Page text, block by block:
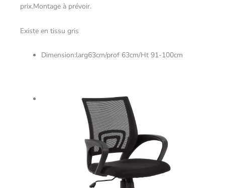
prix.Montage à prévoir.
Existe en tissu gris
Dimension:larg63cm/prof 63cm/Ht 91-100cm